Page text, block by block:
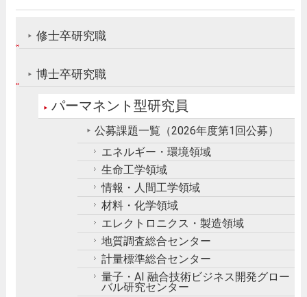
修士卒研究職
博士卒研究職
パーマネント型研究員
公募課題一覧（2026年度第1回公募）
エネルギー・環境領域
生命工学領域
情報・人間工学領域
材料・化学領域
エレクトロニクス・製造領域
地質調査総合センター
計量標準総合センター
量子・AI 融合技術ビジネス開発グロー
バル研究センター